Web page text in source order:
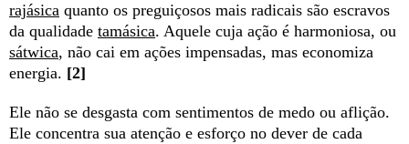
rajásica quanto os preguiçosos mais radicais são escravos
da qualidade tamásica. Aquele cuja ação é harmoniosa, ou
sátwica, não cai em ações impensadas, mas economiza
energia. [2]
Ele não se desgasta com sentimentos de medo ou aflição.
Ele concentra sua atenção e esforço no dever de cada